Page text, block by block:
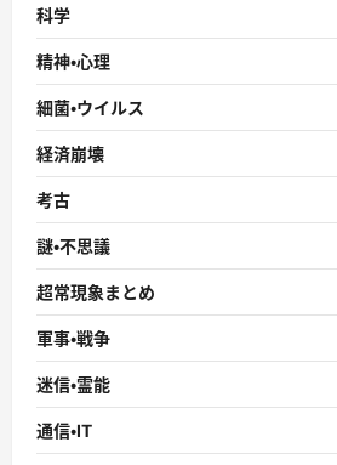
科学
精神・心理
細菌・ウイルス
経済崩壊
考古
謎・不思議
超常現象まとめ
軍事・戦争
迷信・霊能
通信・IT